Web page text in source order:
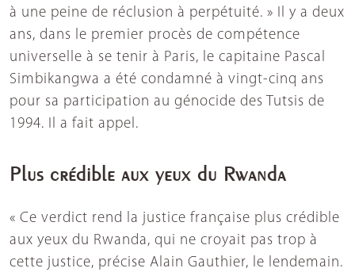
à une peine de réclusion à perpétuité. » Il y a deux
ans, dans le premier procès de compétence
universelle à se tenir à Paris, le capitaine Pascal
Simbikangwa a été condamné à vingt-cinq ans
pour sa participation au génocide des Tutsis de
1994. Il a fait appel.
Plus crédible aux yeux du Rwanda
« Ce verdict rend la justice française plus crédible
aux yeux du Rwanda, qui ne croyait pas trop à
cette justice, précise Alain Gauthier, le lendemain.